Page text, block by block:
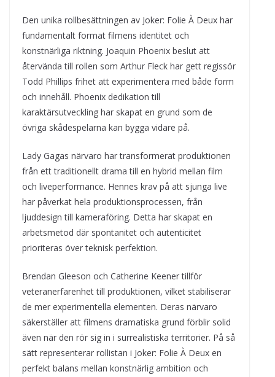
Den unika rollbesättningen av Joker: Folie À Deux har
fundamentalt format filmens identitet och
konstnärliga riktning. Joaquin Phoenix beslut att
återvända till rollen som Arthur Fleck har gett regissör
Todd Phillips frihet att experimentera med både form
och innehåll. Phoenix dedikation till
karaktärsutveckling har skapat en grund som de
övriga skådespelarna kan bygga vidare på.
Lady Gagas närvaro har transformerat produktionen
från ett traditionellt drama till en hybrid mellan film
och liveperformance. Hennes krav på att sjunga live
har påverkat hela produktionsprocessen, från
ljuddesign till kameraföring. Detta har skapat en
arbetsmetod där spontanitet och autenticitet
prioriteras över teknisk perfektion.
Brendan Gleeson och Catherine Keener tillför
veteranerfarenhet till produktionen, vilket stabiliserar
de mer experimentella elementen. Deras närvaro
säkerställer att filmens dramatiska grund förblir solid
även när den rör sig in i surrealistiska territorier. På så
sätt representerar rollistan i Joker: Folie À Deux en
perfekt balans mellan konstnärlig ambition och